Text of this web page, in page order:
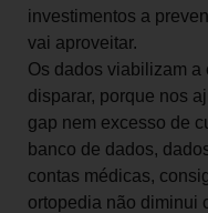
investimentos a
vai aproveitar.
Os dados viabilizam a
disparar, porque nos
gap nem excesso de
banco de dados,
contas médicas,
ortopedia não diminui